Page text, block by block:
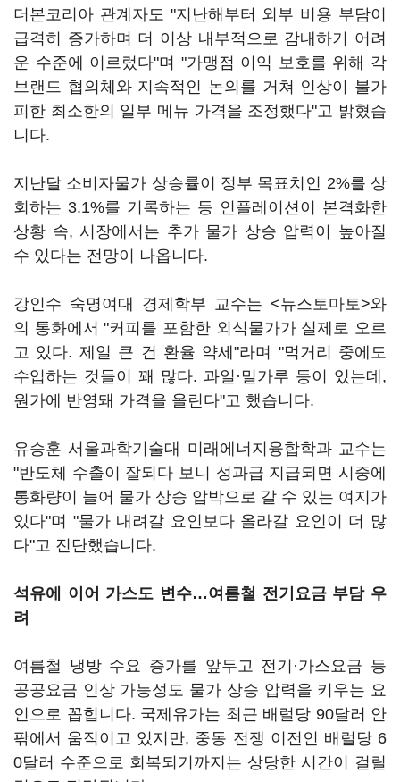
더본코리아 관계자도 "지난해부터 외부 비용 부담이
급격히 증가하며 더 이상 내부적으로 감내하기 어려
운 수준에 이르렀다"며 "가맹점 이익 보호를 위해 각
브랜드 협의체와 지속적인 논의를 거쳐 인상이 불가
피한 최소한의 일부 메뉴 가격을 조정했다"고 밝혔습
니다.
지난달 소비자물가 상승률이 정부 목표치인 2%를 상
회하는 3.1%를 기록하는 등 인플레이션이 본격화한
상황 속, 시장에서는 추가 물가 상승 압력이 높아질
수 있다는 전망이 나옵니다.
강인수 숙명여대 경제학부 교수는 <뉴스토마토>와
의 통화에서 "커피를 포함한 외식물가가 실제로 오르
고 있다. 제일 큰 건 환율 약세"라며 "먹거리 중에도
수입하는 것들이 꽤 많다. 과일·밀가루 등이 있는데,
원가에 반영돼 가격을 올린다"고 했습니다.
유승훈 서울과학기술대 미래에너지융합학과 교수는
"반도체 수출이 잘되다 보니 성과급 지급되면 시중에
통화량이 늘어 물가 상승 압박으로 갈 수 있는 여지가
있다"며 "물가 내려갈 요인보다 올라갈 요인이 더 많
다"고 진단했습니다.
석유에 이어 가스도 변수…여름철 전기요금 부담 우
려
여름철 냉방 수요 증가를 앞두고 전기·가스요금 등
공공요금 인상 가능성도 물가 상승 압력을 키우는 요
인으로 꼽힙니다. 국제유가는 최근 배럴당 90달러 안
팎에서 움직이고 있지만, 중동 전쟁 이전인 배럴당 6
0달러 수준으로 회복되기까지는 상당한 시간이 걸릴